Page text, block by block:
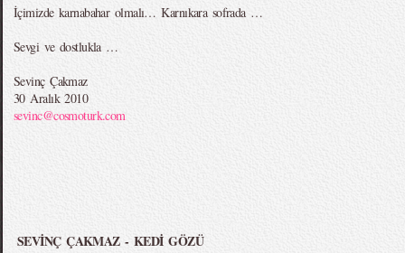
İçimizde karnabahar olmalı… Karnıkara sofrada …
Sevgi ve dostlukla …
Sevinç Çakmaz
30 Aralık 2010
sevinc@cosmoturk.com
SEVİNÇ ÇAKMAZ - KEDİ GÖZÜ